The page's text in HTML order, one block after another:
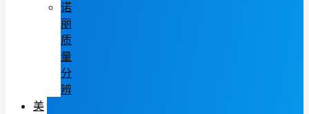
诺
丽
质
量
分
辨
美